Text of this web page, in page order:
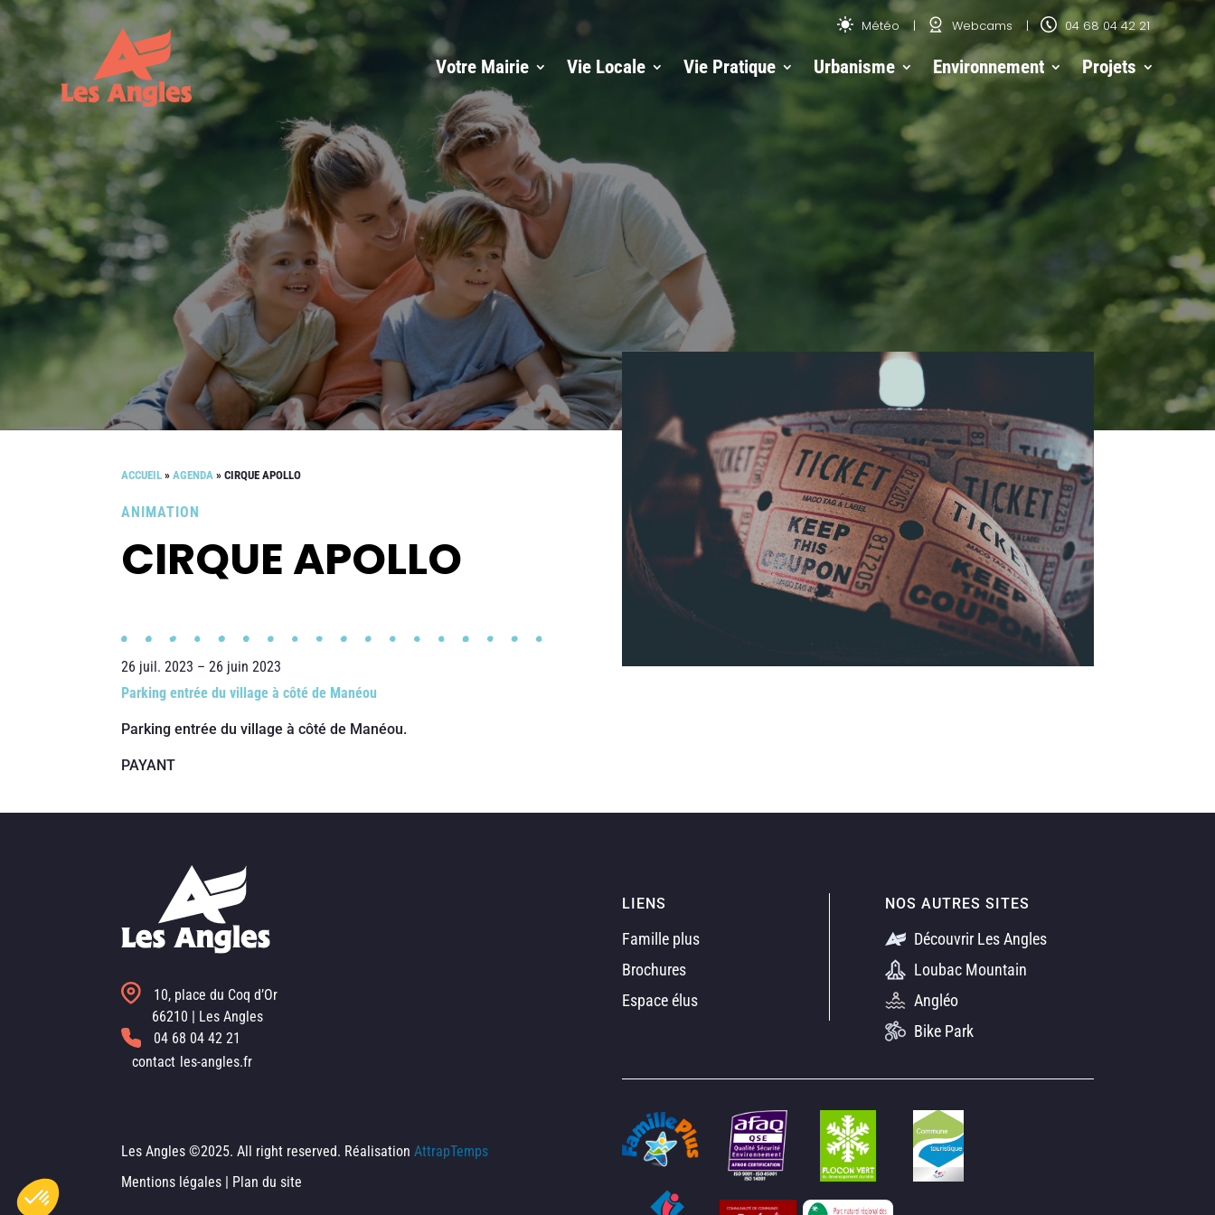
Météo Webcams 04 68 04 42 21
Votre Mairie Vie Locale Vie Pratique Urbanisme Environnement Projets
ACCUEIL »AGENDA »CIRQUE APOLLO
ANIMATION
CIRQUE APOLLO
26 juil. 2023 – 26 juin 2023
Parking entrée du village à côté de Manéou
Parking entrée du village à côté de Manéou.
PAYANT
10, place du Coq d’Or
66210 | Les Angles
04 68 04 42 21
contact les-angles.fr
Les Angles ©2025. All right reserved. RéalisationAttrapTemps
Mentions légales | Plan du site
LIENS
Famille plus
Brochures
Espace élus
NOS AUTRES SITES
Découvrir Les Angles
Loubac Mountain
Angléo
Bike Park
Notre plateforme vous permet d'adapter et de gérer vos paramètres de confidentialité, en garantissant la conformité avec les réglementations. Personnalisez vos préférences pour